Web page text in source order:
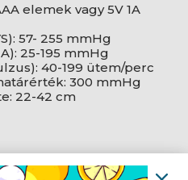
elemek vagy 5V 1A
57- 255 mmHg
25-195 mmHg
40-199 ütem/perc
300 mmHg
22-42 cm